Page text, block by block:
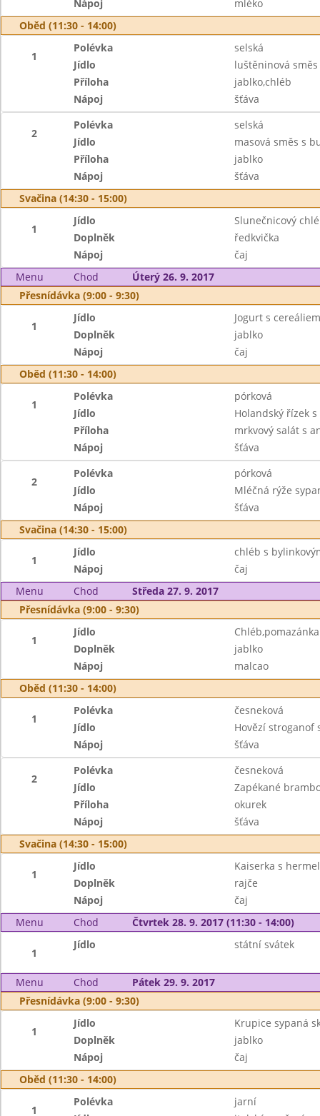
Nápoj
mléko
Oběd (11:30 - 14:00)
1
Polévka
selská
Jídlo
luštěninová
Příloha
jablko,chléb
Nápoj
šťáva
2
Polévka
selská
Jídlo
masová směs s
Příloha
jablko
Nápoj
šťáva
Svačina (14:30 - 15:00)
1
Jídlo
Slunečnicový
Doplněk
ředkvička
Nápoj
čaj
Menu
Chod
Úterý 26. 9. 2017
Přesnídávka (9:00 - 9:30)
1
Jídlo
Jogurt s
Doplněk
jablko
Nápoj
čaj
Oběd (11:30 - 14:00)
1
Polévka
pórková
Jídlo
Holandský řízek
Příloha
mrkvový salát s
Nápoj
šťáva
2
Polévka
pórková
Jídlo
Mléčná rýže
Nápoj
šťáva
Svačina (14:30 - 15:00)
1
Jídlo
chléb s
Nápoj
čaj
Menu
Chod
Středa 27. 9. 2017
Přesnídávka (9:00 - 9:30)
1
Jídlo
Doplněk
jablko
Nápoj
malcao
Oběd (11:30 - 14:00)
1
Polévka
česneková
Jídlo
Hovězí stroganof
Nápoj
šťáva
2
Polévka
česneková
Jídlo
Zapékané
Příloha
okurek
Nápoj
šťáva
Svačina (14:30 - 15:00)
1
Jídlo
Kaiserka s
Doplněk
rajče
Nápoj
čaj
Menu
Chod Čtvrtek 28. 9. 2017 (11:30 - 14:00)
1
Jídlo státní svátek
Menu Chod
Pátek 29. 9. 2017
Přesnídávka (9:00 - 9:30)
1
Jídlo
Krupice sypaná
Doplněk
jablko
Nápoj
čaj
Oběd (11:30 - 14:00)
1
Polévka
jarní